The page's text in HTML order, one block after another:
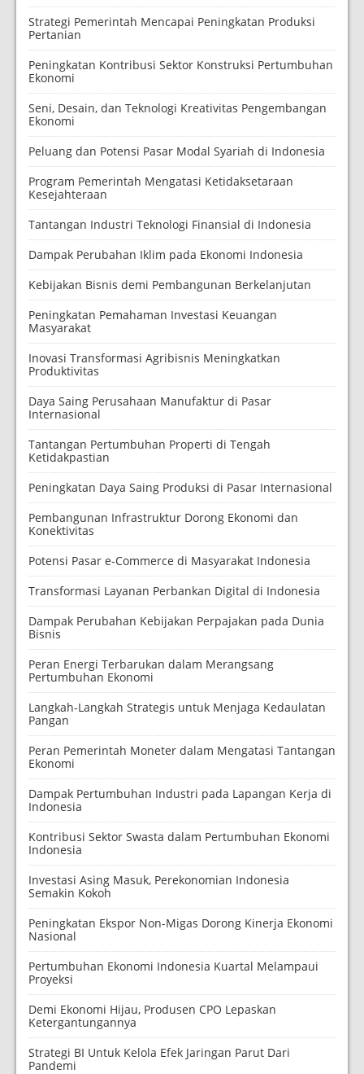
Strategi Pemerintah Mencapai Peningkatan Produksi
Pertanian
Peningkatan Kontribusi Sektor Konstruksi Pertumbuhan
Ekonomi
Seni, Desain, dan Teknologi Kreativitas Pengembangan
Ekonomi
Peluang dan Potensi Pasar Modal Syariah di Indonesia
Program Pemerintah Mengatasi Ketidaksetaraan
Kesejahteraan
Tantangan Industri Teknologi Finansial di Indonesia
Dampak Perubahan Iklim pada Ekonomi Indonesia
Kebijakan Bisnis demi Pembangunan Berkelanjutan
Peningkatan Pemahaman Investasi Keuangan
Masyarakat
Inovasi Transformasi Agribisnis Meningkatkan
Produktivitas
Daya Saing Perusahaan Manufaktur di Pasar
Internasional
Tantangan Pertumbuhan Properti di Tengah
Ketidakpastian
Peningkatan Daya Saing Produksi di Pasar Internasional
Pembangunan Infrastruktur Dorong Ekonomi dan
Konektivitas
Potensi Pasar e-Commerce di Masyarakat Indonesia
Transformasi Layanan Perbankan Digital di Indonesia
Dampak Perubahan Kebijakan Perpajakan pada Dunia
Bisnis
Peran Energi Terbarukan dalam Merangsang
Pertumbuhan Ekonomi
Langkah-Langkah Strategis untuk Menjaga Kedaulatan
Pangan
Peran Pemerintah Moneter dalam Mengatasi Tantangan
Ekonomi
Dampak Pertumbuhan Industri pada Lapangan Kerja di
Indonesia
Kontribusi Sektor Swasta dalam Pertumbuhan Ekonomi
Indonesia
Investasi Asing Masuk, Perekonomian Indonesia
Semakin Kokoh
Peningkatan Ekspor Non-Migas Dorong Kinerja Ekonomi
Nasional
Pertumbuhan Ekonomi Indonesia Kuartal Melampaui
Proyeksi
Demi Ekonomi Hijau, Produsen CPO Lepaskan
Ketergantungannya
Strategi BI Untuk Kelola Efek Jaringan Parut Dari
Pandemi